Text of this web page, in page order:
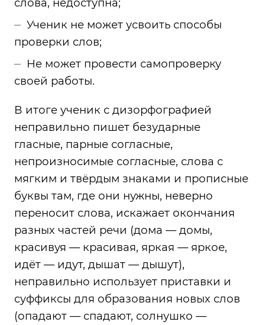
слова, недоступна;
Ученик не может усвоить способы
проверки слов;
Не может провести самопроверку
своей работы.
В итоге ученик с дизорфографией
неправильно пишет безударные
гласные, парные согласные,
непроизносимые согласные, слова с
мягким и твёрдым знаками и прописные
буквы там, где они нужны, неверно
переносит слова, искажает окончания
разных частей речи (дома — домы,
красивуя — красивая, яркая — яркое,
идёт — идут, дышат — дышут),
неправильно использует приставки и
суффиксы для образования новых слов
(опадают — спадают, солнушко —